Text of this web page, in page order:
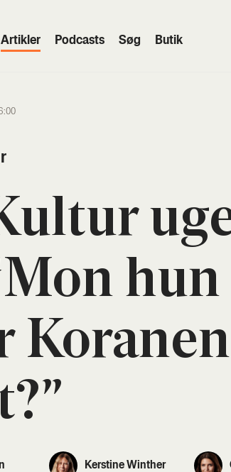
Artik­ler Podcasts Søg Butik
hun
Kerstine Winther